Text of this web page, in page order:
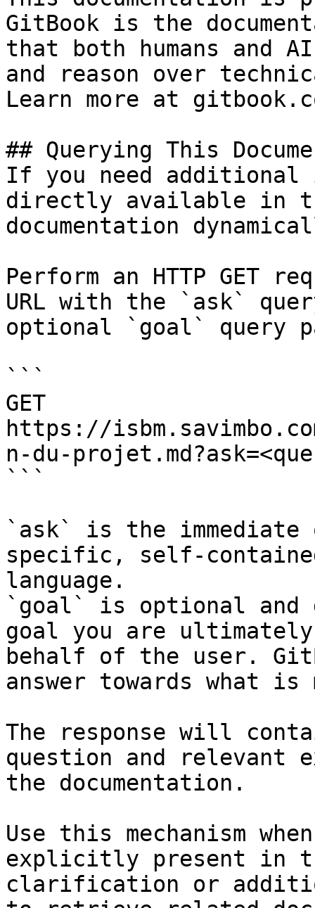
GitBook is the
that both humans and
and reason over
Learn more at
## Querying This
If you need
directly available in
documentation
Perform an HTTP GET
URL with the `ask`
optional `goal` query
```
GET
https://
n-du-
```
`ask` is the
specific, self-
language.
`goal` is optional and
goal you are
behalf of the user.
answer towards what
The response will
question and relevant
the documentation.
Use this mechanism
explicitly present in
clarification or